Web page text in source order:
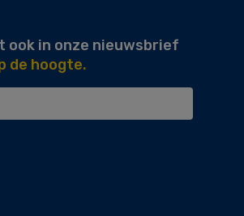
in onze nieuwsbrief
de hoogte.